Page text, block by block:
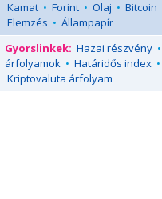
Kamat • Forint • Olaj • Bitcoin
Elemzés • Állampapír
Gyorslinkek: Hazai részvény •
árfolyamok • Határidős index •
Kriptovaluta árfolyam